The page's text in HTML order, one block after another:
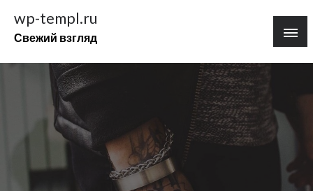
содержимому
wp-templ.ru
Свежий взгляд